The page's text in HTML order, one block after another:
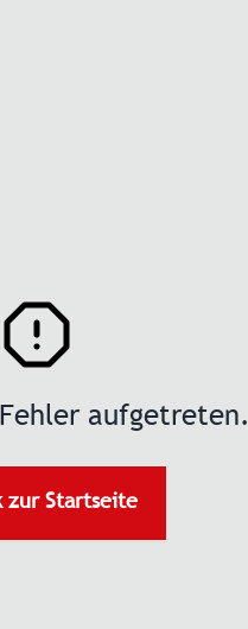
aufgetreten.
zur Startseite